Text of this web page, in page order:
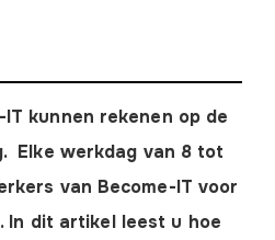
kunnen rekenen op de
Elke werkdag van 8 tot
van Become-IT voor
In dit artikel leest u hoe